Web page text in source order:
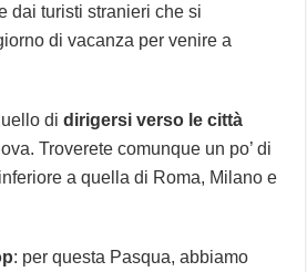
dai turisti stranieri che si
di vacanza per venire a
didirigersi verso le città
Troverete comunque un po’ di
a quella di Roma, Milano e
: per questa Pasqua, abbiamo